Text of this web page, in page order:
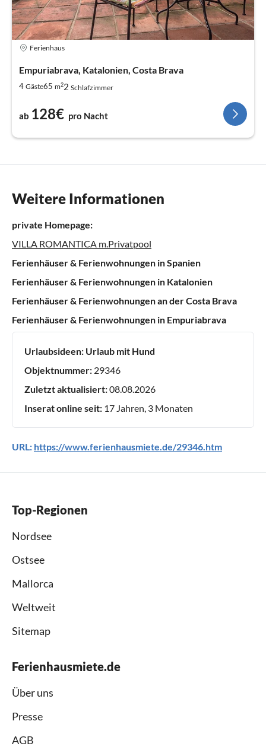
Ferienhaus
Empuriabrava, Katalonien, Costa Brava
4 Gäste65 m22 Schlafzimmer
ab 128€ pro Nacht
Weitere Informationen
private Homepage:
VILLA ROMANTICA m.Privatpool
Ferienhäuser & Ferienwohnungen in Spanien
Ferienhäuser & Ferienwohnungen in Katalonien
Ferienhäuser & Ferienwohnungen an der Costa Brava
Ferienhäuser & Ferienwohnungen in Empuriabrava
Urlaubsideen: Urlaub mit Hund
Objektnummer: 29346
Zuletzt aktualisiert:08.08.2026
Inserat online seit: 17 Jahren, 3 Monaten
URL: https://www.ferienhausmiete.de/29346.htm
Top-Regionen
Nordsee
Ostsee
Mallorca
Weltweit
Sitemap
Ferienhausmiete.de
Über uns
Presse
AGB